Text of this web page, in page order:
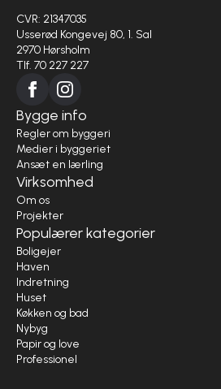
CVR: 21347035
Usserød Kongevej 80, 1. Sal
2970 Hørsholm
Tlf. 70 227 227
Bygge info
Regler om byggeri
Medier i byggeriet
Ansæt en lærling
Virksomhed
Om os
Projekter
Populærer kategorier
Boligejer
Haven
Indretning
Huset
Køkken og bad
Nybyg
Papir og love
Professionel